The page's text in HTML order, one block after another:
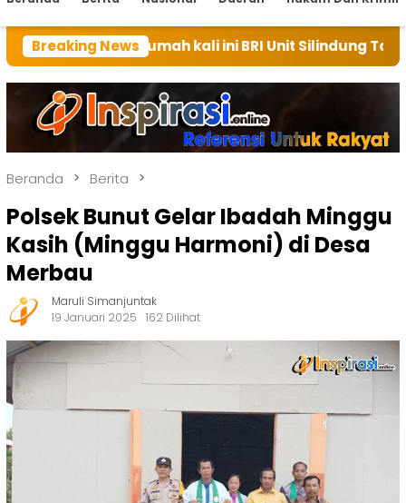
Breaking News
rumah kali ini BRI Unit Silindung Tarutung Ingatkan
Beranda Berita
Polsek Bunut Gelar Ibadah Minggu
Kasih (Minggu Harmoni) di Desa
Merbau
Maruli Simanjuntak
19 Januari 2025
162 Dilihat